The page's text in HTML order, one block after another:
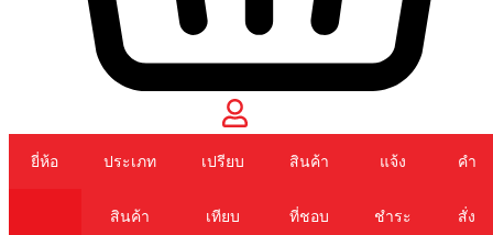
Cart
ยี่ห้อ ประเภท
สินค้า
เปรียบ
เทียบ
สินค้า
ที่ชอบ
แจ้ง
ชำระ
คำ
สั่ง